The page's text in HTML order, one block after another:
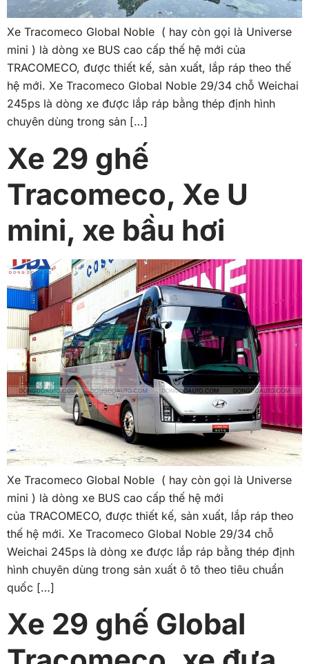
Xe Tracomeco Global Noble ( hay còn gọi là Universe
mini ) là dòng xe BUS cao cấp thế hệ mới của
TRACOMECO, được thiết kế, sản xuất, lắp ráp theo thế
hệ mới. Xe Tracomeco Global Noble 29/34 chỗ Weichai
245ps là dòng xe được lắp ráp bằng thép định hình
chuyên dùng trong sản […]
Xe 29 ghế
Tracomeco, Xe U
mini, xe bầu hơi
Xe Tracomeco Global Noble ( hay còn gọi là Universe
mini ) là dòng xe BUS cao cấp thế hệ mới
của TRACOMECO, được thiết kế, sản xuất, lắp ráp theo
thế hệ mới. Xe Tracomeco Global Noble 29/34 chỗ
Weichai 245ps là dòng xe được lắp ráp bằng thép định
hình chuyên dùng trong sản xuất ô tô theo tiêu chuẩn
quốc […]
Xe 29 ghế Global